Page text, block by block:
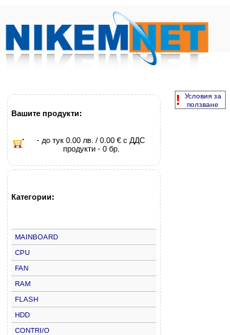
Вашите продукти:
- до тук 0.00 лв. / 0.00 € с ДДС
продукти - 0 бр.
Категории:
MAINBOARD
CPU
FAN
RAM
FLASH
HDD
CONTRI/O
!
Условия за
ползване